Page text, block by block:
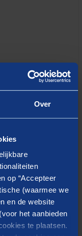
Over
op “Accepteer
(waarmee we
en de website
het aanbieden
te plaatsen.
met een
te
mij om
is de
Bij
staat.
geef ik
versterken